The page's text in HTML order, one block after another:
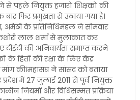
से पहले नियुक्त हजारों शिक्षकों की
बार फिर प्रमुखता से उठाया गया है।
अमेठी के प्रतिनिधिमंडल ने सोमवार
लाल शर्मा से मुलाकात कर
टीईटी की अनिवार्यता समाप्त करने
के हितों की रक्षा के लिए केंद्र
की।महासंघ ने सांसद को बताया
प्रदेश में 27 जुलाई 2011 से पूर्व नियुक्त
नियमों और विधिसम्मत प्रक्रिया